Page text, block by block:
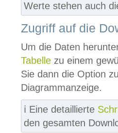
Werte stehen auch
Zugriff auf die
Um die Daten
Tabelle zu einem
Sie dann die Option
Diagrammanzeige.
ℹ️ Eine detaillierte
den gesamten